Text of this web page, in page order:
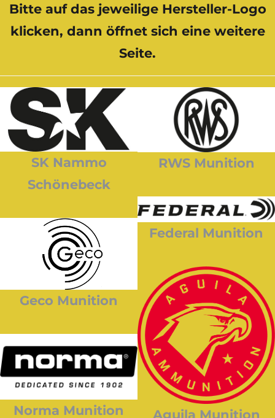
Bitte auf das jeweilige Hersteller-Logo
klicken, dann öffnet sich eine weitere
Seite.
SK Nammo
Schönebeck
Geco Munition
Norma Munition
RWS Munition
Federal Munition
Aguila Munition